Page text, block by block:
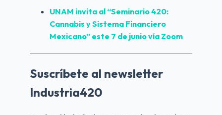
UNAM invita al “Seminario 420:
Cannabis y Sistema Financiero
Mexicano” este 7 de junio vía Zoom
Suscríbete al newsletter
Industria420